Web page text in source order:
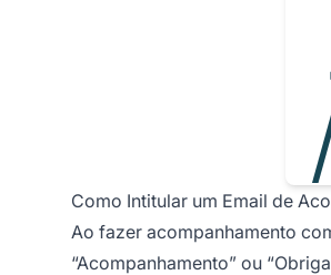
Como Intitular um Email de
Ao fazer acompanhamento
“Acompanhamento” ou